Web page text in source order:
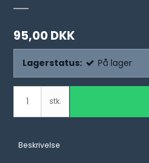
95,00 DKK
Lagerstatus: På lager
stk.
Beskrivelse